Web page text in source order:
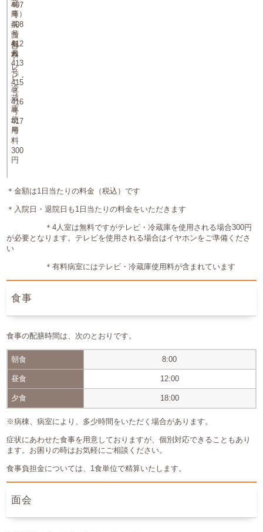
4
人
無
料
407
号
408
号
412
号
413
号
415
号
416
号
417
号
蔵
庫）
洗
面
台
テ
レ
ビ・
冷
蔵
庫
使
用
料
300
円
＊金額は1日当たりの料金（税込）です
＊入院日・退院日も1日当たりの料金をいただきます
＊4人室は無料ですがテレビ・冷蔵庫を使用される場合300円
が必要となります。テレビを使用される場合はイヤホンをご準備くださ
い
＊有料病室にはテレビ・冷蔵庫使用料が含まれています
食事
食事の配膳時間は、次のとおりです。
朝食 8:00
昼食 12:00
夕食 18:00
※病棟、病室により、多少時間をいただく場合があります。
症状にあわせた食事を用意しておりますが、個別対応できることもあり
ます。お困りの時はお気軽にご相談ください。
食事負担金については、1食単位で精算いたします。
面会